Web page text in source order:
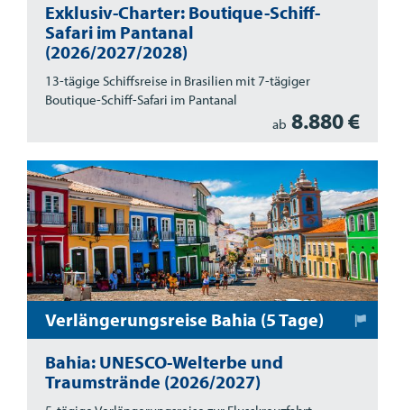
Exklusiv-Charter: Boutique-Schiff-
Safari im Pantanal
(2026/2027/2028)
13-tägige Schiffsreise in Brasilien mit 7-tägiger
Boutique-Schiff-Safari im Pantanal
ab 8.880 €
Verlängerungsreise Bahia (5 Tage)
Bahia: UNESCO-Welterbe und
Traumstrände (2026/2027)